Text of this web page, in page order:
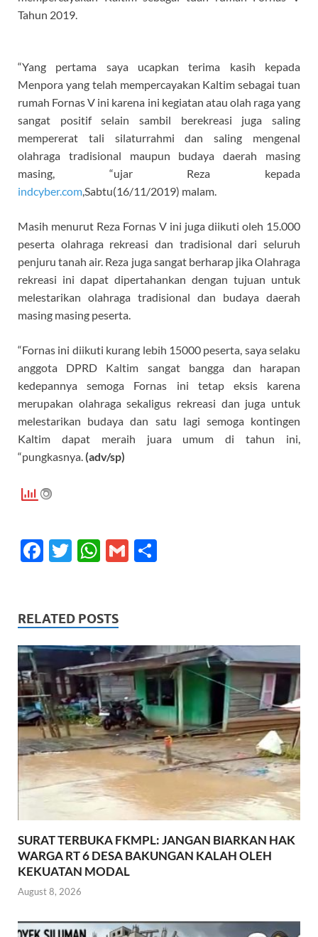
Tahun 2019.
“Yang pertama saya ucapkan terima kasih kepada
Menpora yang telah mempercayakan Kaltim sebagai tuan
rumah Fornas V ini karena ini kegiatan atau olah raga yang
sangat positif selain sambil berekreasi juga saling
mempererat tali silaturrahmi dan saling mengenal
olahraga tradisional maupun budaya daerah masing
masing, “ujar Reza kepada
indcyber.com,Sabtu(16/11/2019) malam.
Masih menurut Reza Fornas V ini juga diikuti oleh 15.000
peserta olahraga rekreasi dan tradisional dari seluruh
penjuru tanah air. Reza juga sangat berharap jika Olahraga
rekreasi ini dapat dipertahankan dengan tujuan untuk
melestarikan olahraga tradisional dan budaya daerah
masing masing peserta.
“Fornas ini diikuti kurang lebih 15000 peserta, saya selaku
anggota DPRD Kaltim sangat bangga dan harapan
kedepannya semoga Fornas ini tetap eksis karena
merupakan olahraga sekaligus rekreasi dan juga untuk
melestarikan budaya dan satu lagi semoga kontingen
Kaltim dapat meraih juara umum di tahun ini,
“pungkasnya.(adv/sp)
F
b
o
o
k
T
er
W
s
A
p
p
G
RELATED POSTS
SURAT TERBUKA FKMPL: JANGAN BIARKAN HAK
WARGA RT 6 DESA BAKUNGAN KALAH OLEH
KEKUATAN MODAL
August 8, 2026